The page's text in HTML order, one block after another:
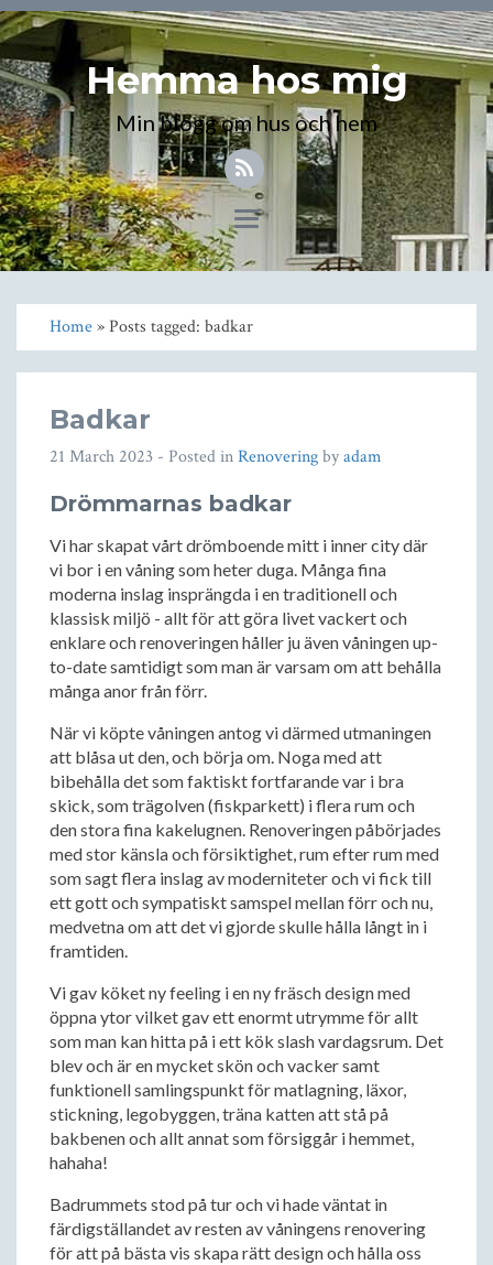
Hemma hos mig
Min blogg om hus och hem
Toggle
navigation
Home» Posts tagged: badkar
Badkar
21 March 2023 - Posted inRenoveringbyadam
Drömmarnas badkar
Vi har skapat vårt drömboende mitt i inner city där
vi bor i en våning som heter duga. Många fina
moderna inslag insprängda i en traditionell och
klassisk miljö - allt för att göra livet vackert och
enklare och renoveringen håller ju även våningen up-
to-date samtidigt som man är varsam om att behålla
många anor från förr.
När vi köpte våningen antog vi därmed utmaningen
att blåsa ut den, och börja om. Noga med att
bibehålla det som faktiskt fortfarande var i bra
skick, som trägolven (fiskparkett) i flera rum och
den stora fina kakelugnen. Renoveringen påbörjades
med stor känsla och försiktighet, rum efter rum med
som sagt flera inslag av moderniteter och vi fick till
ett gott och sympatiskt samspel mellan förr och nu,
medvetna om att det vi gjorde skulle hålla långt in i
framtiden.
Vi gav köket ny feeling i en ny fräsch design med
öppna ytor vilket gav ett enormt utrymme för allt
som man kan hitta på i ett kök slash vardagsrum. Det
blev och är en mycket skön och vacker samt
funktionell samlingspunkt för matlagning, läxor,
stickning, legobyggen, träna katten att stå på
bakbenen och allt annat som försiggår i hemmet,
hahaha!
Badrummets stod på tur och vi hade väntat in
färdigställandet av resten av våningens renovering
för att på bästa vis skapa rätt design och hålla oss